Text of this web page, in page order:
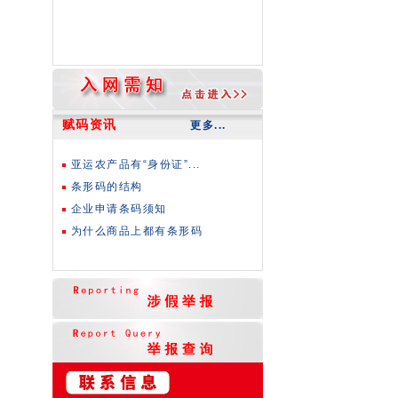
赋码资讯 更多...
亚运农产品有“身份证”...
条形码的结构
企业申请条码须知
为什么商品上都有条形码